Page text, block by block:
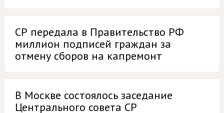
СР передала в Правительство РФ
миллион подписей граждан за
отмену сборов на капремонт
В Москве состоялось заседание
Центрального совета СР